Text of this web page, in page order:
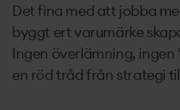
Det fina med att jobba
byggt ert varumärke
Ingen överlämning,
en röd tråd från strategi